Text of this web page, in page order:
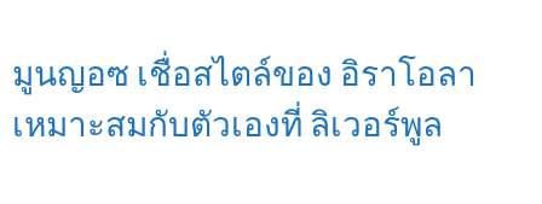
มูนญอซ เชื่อสไตล์ของ อิราโอลา
เหมาะสมกับตัวเองที่ ลิเวอร์พูล